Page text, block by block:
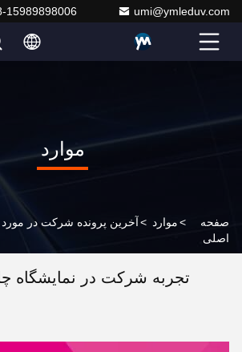
umi@ymleduv.com
15989898006
موارد
صفحه
اصلی
>موارد >
تجربه شرکت در نمایشگاه